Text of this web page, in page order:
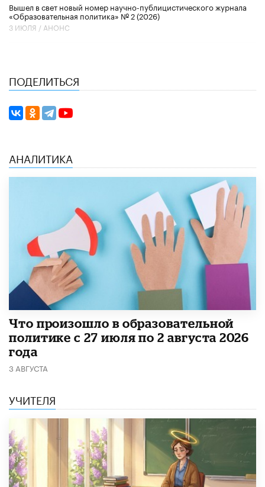
Вышел в свет новый номер научно-публицистического журнала
«Образовательная политика» № 2 (2026)
3 ИЮЛЯ / АНОНС
ПОДЕЛИТЬСЯ
АНАЛИТИКА
​Что произошло в образовательной
политике с 27 июля по 2 августа 2026
года
3 АВГУСТА
УЧИТЕЛЯ